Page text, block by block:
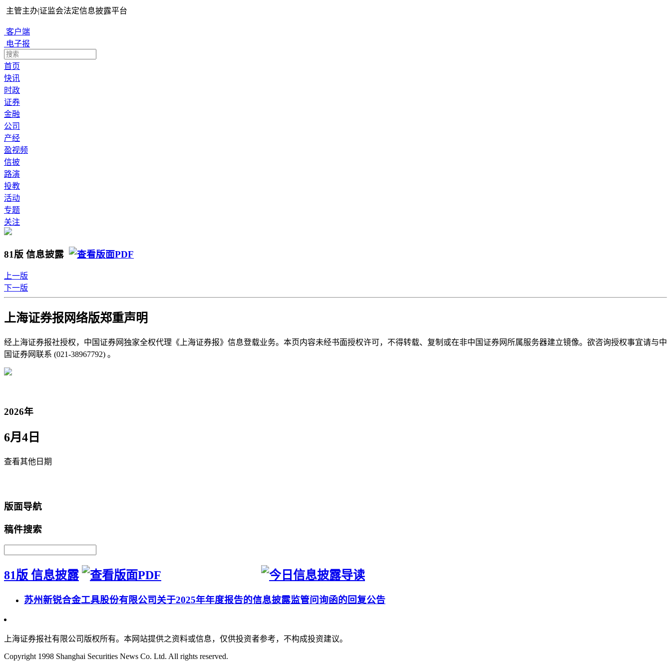
主管主办|证监会法定信息披露平台
客户端
电子报
首页
快讯
时政
证券
金融
公司
产经
盈视频
信披
路演
投教
活动
专题
关注
81版 信息披露
上一版
下一版
上海证券报网络版郑重声明
经上海证券报社授权，中国证券网独家全权代理《上海证券报》信息登载业务。本页内容未经书面授权许可，不得转载、复制或在非中国证券网所属服务器建立镜像。欲咨询授权事宜请与中
国证券网联系 (021-38967792) 。
2026年
6月4日
查看其他日期
版面导航
稿件搜索
81版 信息披露
苏州新锐合金工具股份有限公司关于2025年年度报告的信息披露监管问询函的回复公告
上海证券报社有限公司版权所有。本网站提供之资料或信息，仅供投资者参考，不构成投资建议。
Copyright 1998 Shanghai Securities News Co. Ltd. All rights reserved.